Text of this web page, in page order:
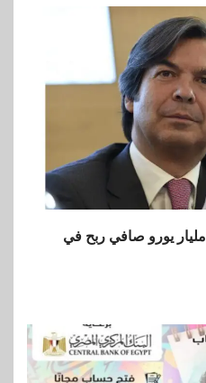
إنتيسا سان باولو تحقق 5.6 مليار يورو صافي ربح في